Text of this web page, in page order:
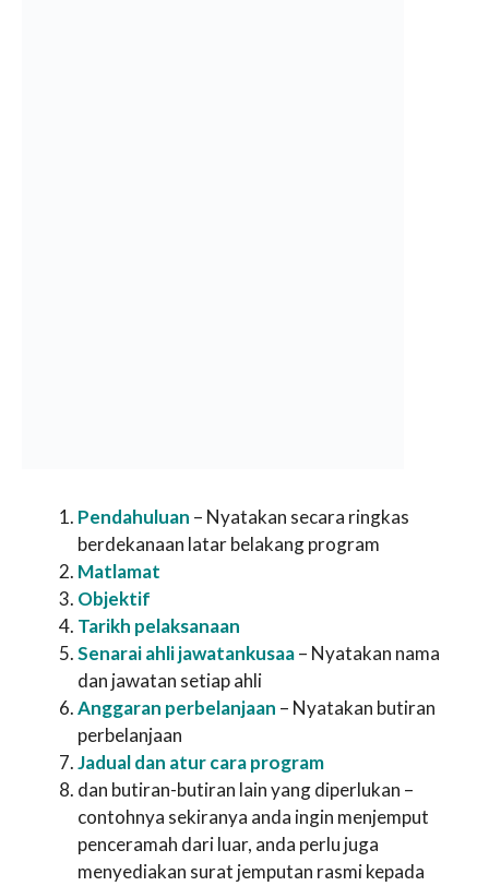
Pendahuluan – Nyatakan secara ringkas
berdekanaan latar belakang program
Matlamat
Objektif
Tarikh pelaksanaan
Senarai ahli jawatankusaa– Nyatakan nama
dan jawatan setiap ahli
Anggaran perbelanjaan – Nyatakan butiran
perbelanjaan
Jadual dan atur cara program
dan butiran-butiran lain yang diperlukan –
contohnya sekiranya anda ingin menjemput
penceramah dari luar, anda perlu juga
menyediakan surat jemputan rasmi kepada